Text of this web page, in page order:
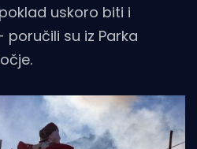
uskoro biti i
su iz Parka